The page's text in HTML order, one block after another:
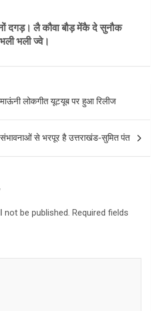
दगड़। लै कौवा बौड़ मेंकै दे सुनौक
भली ज्वे।
लोकगीत यूटयूब पर हुआ रिलीज
से भरपूर है उत्तराखंड-सुमित पंत
not be published. Required fields